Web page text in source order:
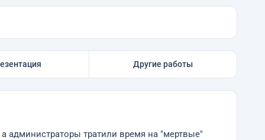
Другие работы
администраторы тратили время на "мертвые"